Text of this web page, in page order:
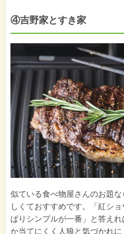
④吉野家とすき家
似ている食べ物屋さんのお題
しくておすすめです。「紅シ
ぱりシンプルが一番」と答え
か当てにくく人狼と気づかれ